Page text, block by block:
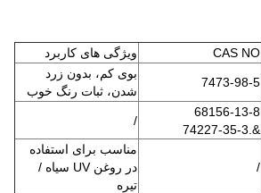
CAS NO
ویژگی های کاربرد
7473-98-5
بوی کم، بدون زرد
شدن، ثبات رنگ خوب
68156-13-8
&.74227-35-3
/
/
مناسب برای استفاده
در روغن UV سیاه /
تیره